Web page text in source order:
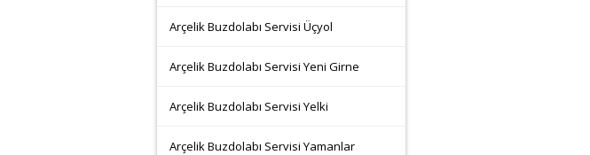
Arçelik Buzdolabı Servisi Üçyol
Arçelik Buzdolabı Servisi Yeni Girne
Arçelik Buzdolabı Servisi Yelki
Arçelik Buzdolabı Servisi Yamanlar